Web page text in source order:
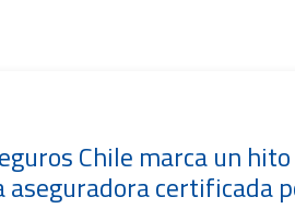
Chile marca un
aseguradora certificada